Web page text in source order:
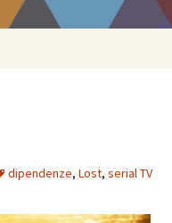
dipendenze, Lost, serial TV